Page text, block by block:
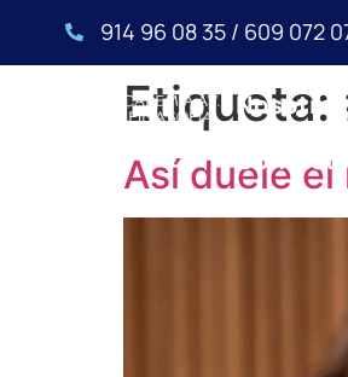
914 96 08 35 / 609 072
Nosotros
Etiqueta:
Así duele el